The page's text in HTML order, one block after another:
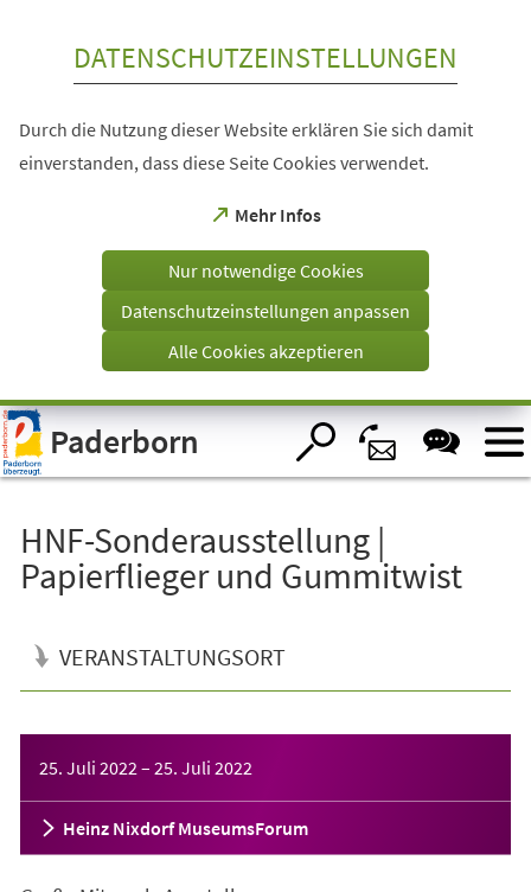
Visuelle
Assistenzsoftware
öffnen.
DATENSCHUTZEINSTELLUNGEN
Durch die Nutzung dieser Website erklären Sie sich damit
einverstanden, dass diese Seite Cookies verwendet.
Mehr Infos
(Öffnet
einem
Tab)
Nur notwendige Cookies
Datenschutzeinstellungen anpassen
Alle Cookies akzeptieren
Paderborn
HNF-Sonderausstellung |
Papierflieger und Gummitwist
VERANSTALTUNGSORT
25. Juli 2022 – 25. Juli 2022
Heinz Nixdorf MuseumsForum